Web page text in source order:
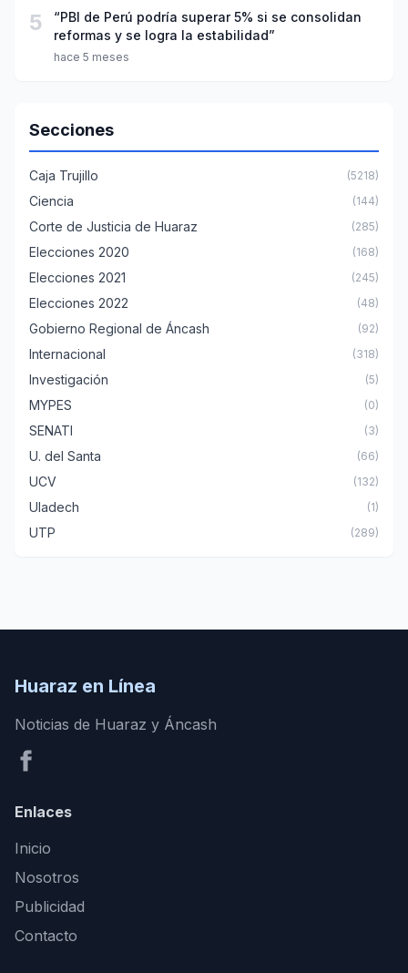
5
“PBI de Perú podría superar 5% si se consolidan
reformas y se logra la estabilidad”
hace 5 meses
Secciones
Caja Trujillo (5218)
Ciencia (144)
Corte de Justicia de Huaraz (285)
Elecciones 2020 (168)
Elecciones 2021 (245)
Elecciones 2022 (48)
Gobierno Regional de Áncash (92)
Internacional (318)
Investigación (5)
MYPES (0)
SENATI (3)
U. del Santa (66)
UCV (132)
Uladech (1)
UTP (289)
Huaraz en Línea
Noticias de Huaraz y Áncash
Enlaces
Inicio
Nosotros
Publicidad
Contacto